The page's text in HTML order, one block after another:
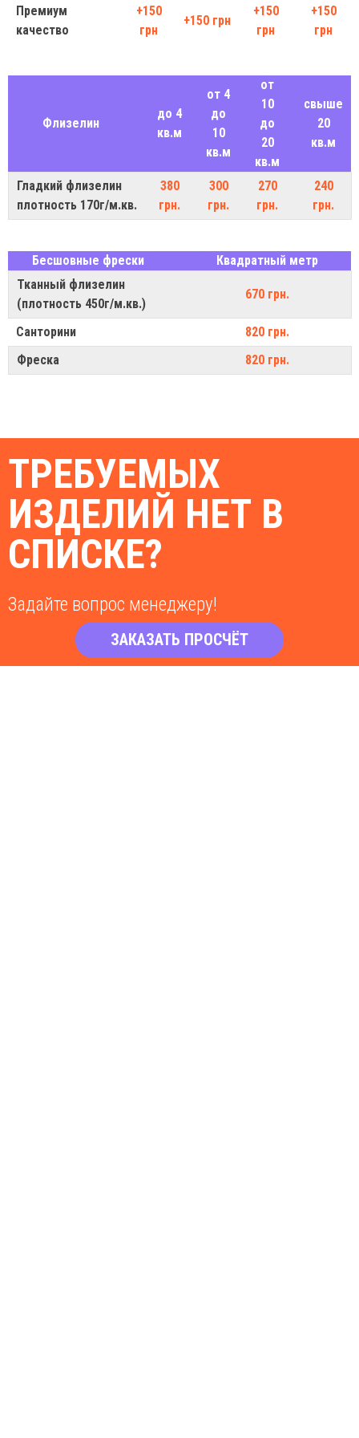
Премиум
качество
+150
грн
+150 грн
+150
грн
+150
грн
Флизелин
до 4
кв.м
от 4
до
10
кв.м
от
10
до
20
кв.м
свыше
20
кв.м
Гладкий флизелин
плотность 170г/м.кв.
380
грн.
300
грн.
270
грн.
240
грн.
Бесшовные фрески
Квадратный метр
Тканный флизелин
(плотность 450г/м.кв.)
670 грн.
Санторини
820 грн.
Фреска
820 грн.
ТРЕБУЕМЫХ
ИЗДЕЛИЙ НЕТ В
СПИСКЕ?
Задайте вопрос менеджеру!
ЗАКАЗАТЬ ПРОСЧЁТ